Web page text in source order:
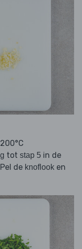
tot stap 5 in de
de knoflook en